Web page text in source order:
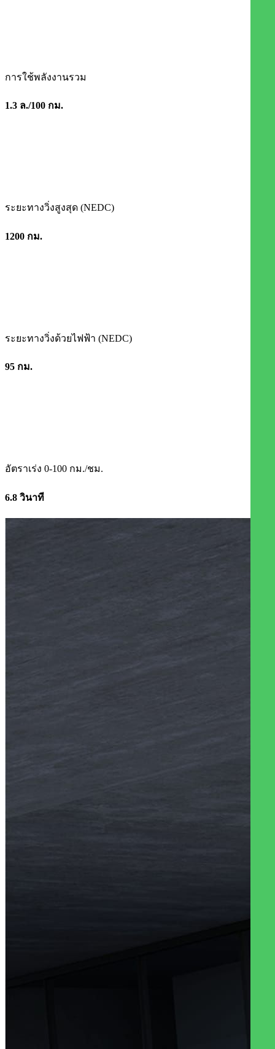
การใช้พลังงานรวม
1.3 ล./100 กม.​
ระยะทางวิ่งสูงสุด (NEDC)
1200 กม.
ระยะทางวิ่งด้วยไฟฟ้า (NEDC)
95 กม.
อัตราเร่ง 0-100 กม./ชม.
6.8 วินาที